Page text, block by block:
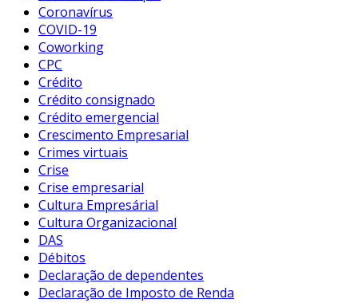
Coronavírus
COVID-19
Coworking
CPC
Crédito
Crédito consignado
Crédito emergencial
Crescimento Empresarial
Crimes virtuais
Crise
Crise empresarial
Cultura Empresárial
Cultura Organizacional
DAS
Débitos
Declaração de dependentes
Declaração de Imposto de Renda